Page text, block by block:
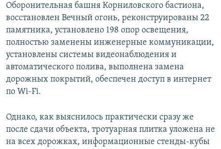
Оборонительная башня Корниловского бастиона,
восстановлен Вечный огонь, реконструированы 22
памятника, установлено 198 опор освещения,
полностью заменены инженерные коммуникации,
установлены системы видеонаблюдения и
автоматического полива, выполнена замена
дорожных покрытий, обеспечен доступ в интернет
по Wi-Fi.
Однако, как выяснилось практически сразу же
после сдачи объекта, тротуарная плитка уложена не
на всех дорожках, информационные стенды-кубы